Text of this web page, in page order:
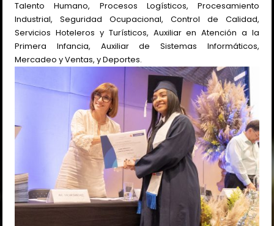
Talento Humano, Procesos Logísticos, Procesamiento
Industrial, Seguridad Ocupacional, Control de Calidad,
Servicios Hoteleros y Turísticos, Auxiliar en Atención a la
Primera Infancia, Auxiliar de Sistemas Informáticos,
Mercadeo y Ventas, y Deportes.